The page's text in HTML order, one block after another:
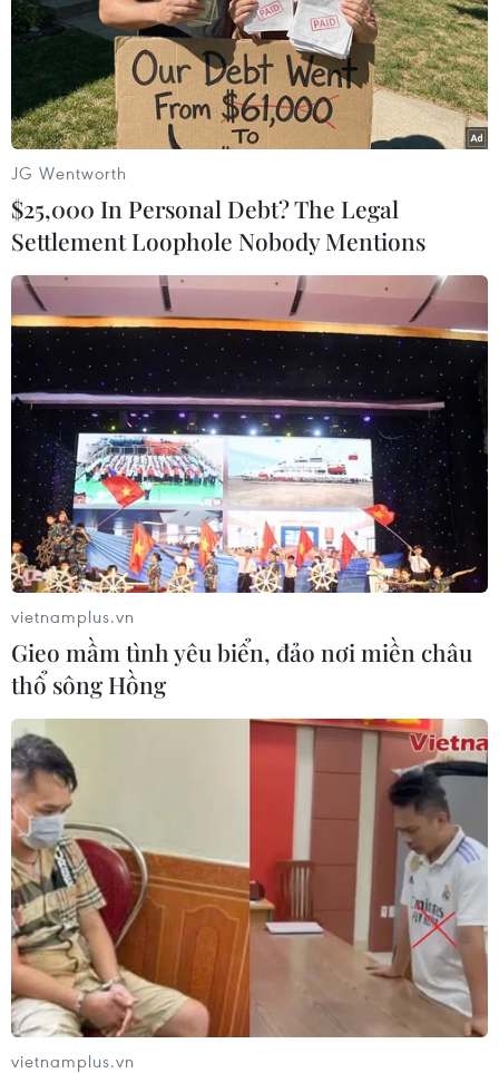
# Thư viện Quốc gia
#Ngày Sách và văn hóa đọc
#văn hóa đọc
#Kim Đồng
#Nguyễn Chí Vịnh
TP. Hà Nội
Theo dõi VietnamPlus
TIN LIÊN QUAN
Trao giải cuộc thi “Những kỷ niệm sâu sắc
về thầy cô và mái trường"
15/11/2022 12:54
Từ hơn 60.000 tác phẩm dự thi, ban tổ chức đã chọn ra
14 tác phẩm xuất sắc nhất để trao giải với một giải nhất,
hai giải nhì, ba giải ba và 8 giải khuyến khích.
JG Wentworth
$25,000 In Personal Debt? The Legal
Settlement Loophole Nobody Mentions
vietnamplus.vn
Gieo mầm tình yêu biển, đảo nơi miền châu
thổ sông Hồng
vietnamplus.vn